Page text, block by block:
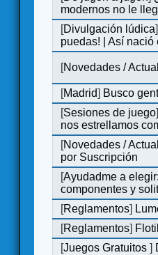
modernos no le
[Divulgación lúdica
puedas! | Así nació
[Novedades /
[Madrid] Busco
[Sesiones de juego]
nos estrellamos
[Novedades /
por Suscripción
[Ayudadme a
componentes y
[Reglamentos]
[Reglamentos]
[Juegos Gratuitos]